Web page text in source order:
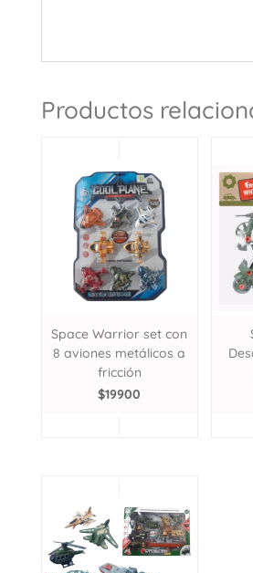
Productos
Space Warrior set con
8 aviones metálicos a
fricción
$19900